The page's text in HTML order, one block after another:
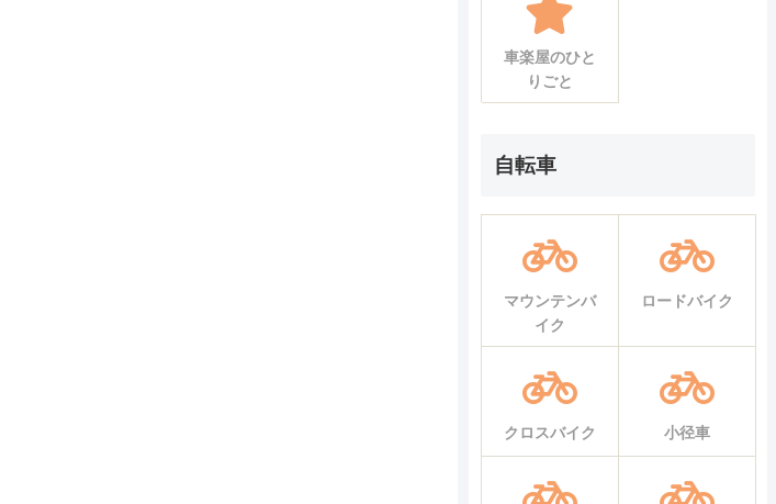
車楽屋のひと
りごと
自転車
マウンテンバ
イク
ロードバイク
クロスバイク 小径車